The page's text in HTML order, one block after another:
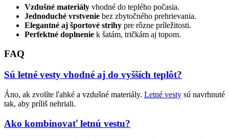
Vzdušné materiály vhodné do teplého počasia.
Jednoduché vrstvenie bez zbytočného prehrievania.
Elegantné aj športové strihy pre rôzne príležitosti.
Perfektné doplnenie k šatám, tričkám aj topom.
FAQ
Sú letné vesty vhodné aj do vyšších teplôt?
Áno, ak zvolíte ľahké a vzdušné materiály. Letné vesty sú navrhnuté
tak, aby príliš nehriali.
Ako kombinovať letnú vestu?